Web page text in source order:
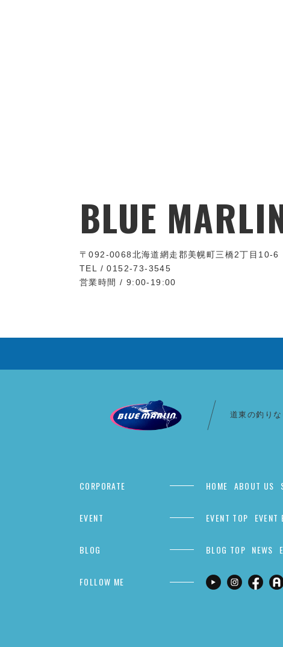
BLUE
〒092-0068北海道網走郡美幌町三橋2丁目10-6
TEL / 0152-73-3545
営業時間 / 9:00-19:00
道東の釣り
CORPORATE HOME ABOUT US
EVENT EVENT TOP EVENT
BLOG BLOG TOP NEWS
FOLLOW ME